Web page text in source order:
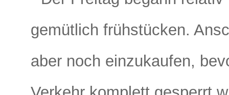
gemütlich frühstücken.
aber noch einzukaufen,